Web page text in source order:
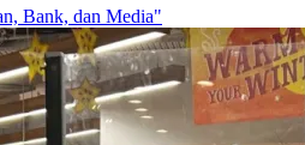
Bank, dan Media"